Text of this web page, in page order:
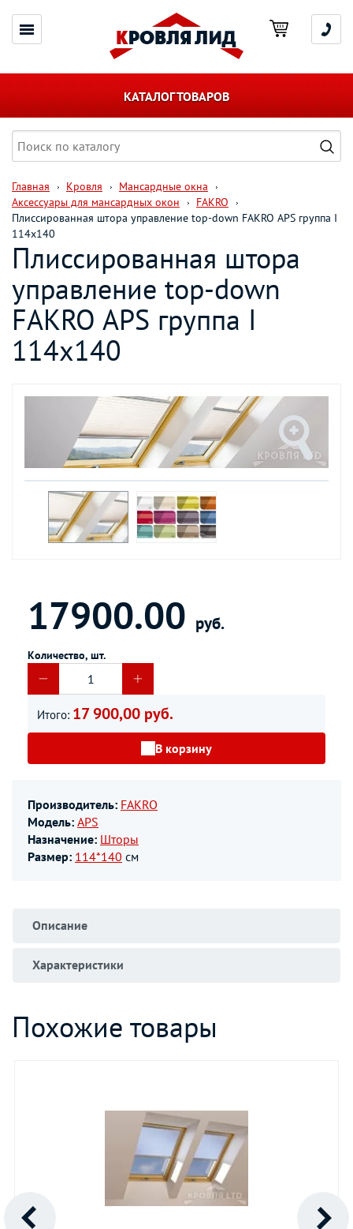
КАТАЛОГ ТОВАРОВ
Главная Кровля
Мансардные окна
Аксессуары для мансардных окон
FAKRO
Плиссированная штора управление top-down FAKRO APS группа I
114х140
Плиссированная штора
управление top-down
FAKRO APS группа I
114х140
17900.00 руб.
Количество, шт.
Итого: 17 900,00 руб.
В корзину
Производитель: FAKRO
Модель: APS
Назначение: Шторы
Размер: 114*140 см
Описание
Характеристики
Похожие товары